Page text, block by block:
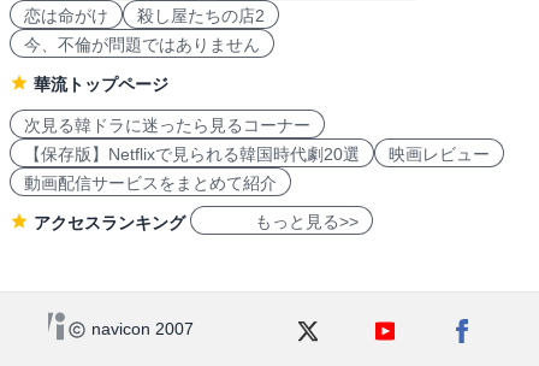
恋は命がけ
殺し屋たちの店2
今、不倫が問題ではありません
華流トップページ
次見る韓ドラに迷ったら見るコーナー
【保存版】Netflixで見られる韓国時代劇20選
映画レビュー
動画配信サービスをまとめて紹介
アクセスランキング もっと見る>>
navicon 2007